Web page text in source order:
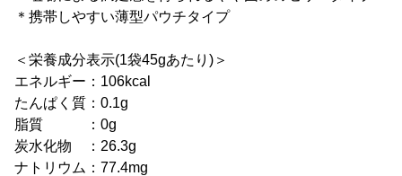
＊携帯しやすい薄型パウチタイプ
＜栄養成分表示(1袋45gあたり)＞
エネルギー：106kcal
たんぱく質：0.1g
脂質 ：0g
炭水化物 ：26.3g
ナトリウム：77.4mg